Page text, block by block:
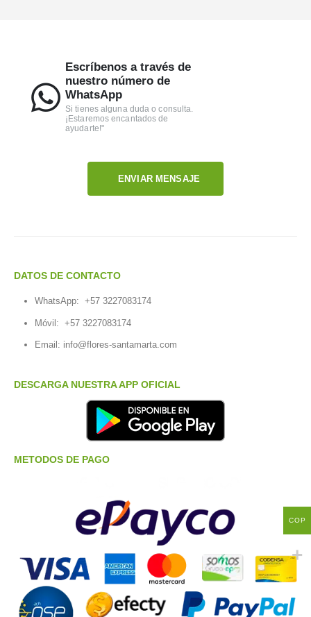
Escríbenos a través de
nuestro número de
WhatsApp
Si tienes alguna duda o consulta.
¡Estaremos encantados de
ayudarte!"
ENVIAR MENSAJE
DATOS DE CONTACTO
WhatsApp: +57 3227083174
Móvil: +57 3227083174
Email: info@flores-santamarta.com
DESCARGA NUESTRA APP OFICIAL
METODOS DE PAGO
COP